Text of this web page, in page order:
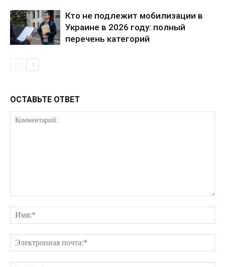
Отказ от ответственности
Подписка
Мой аккаунт
Контакты
Кто не подлежит мобилизации в
Украине в 2026 году: полный
перечень категорий
ОСТАВЬТЕ ОТВЕТ